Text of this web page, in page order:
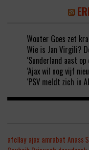
Wouter Goes zet
Wie is Jan Virgili?
‘Sunderland aast
‘Ajax wil nog vijf
‘PSV meldt zich in
afellay ajax amrabat Anass